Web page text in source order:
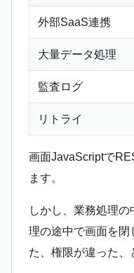
外部SaaS連携
大量データ処理
監査ログ
リトライ
画面JavaScriptで
ます。
しかし、業務処理
理の途中で画面を閉
た、権限が違った、